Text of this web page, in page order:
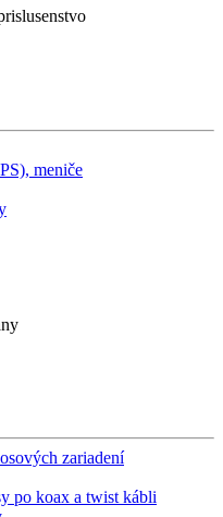
meniče
zariadení
po koax a twist kábli